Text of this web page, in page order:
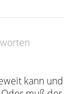
kann und